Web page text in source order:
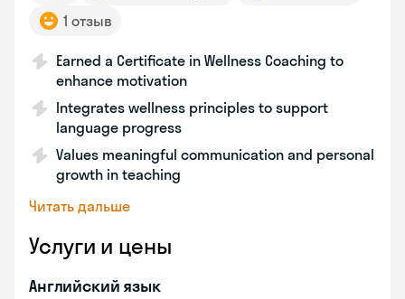
1 отзыв
Earned a Certificate in Wellness Coaching to
enhance motivation
Integrates wellness principles to support
language progress
Values meaningful communication and personal
growth in teaching
Читать дальше
Услуги и цены
Английский язык